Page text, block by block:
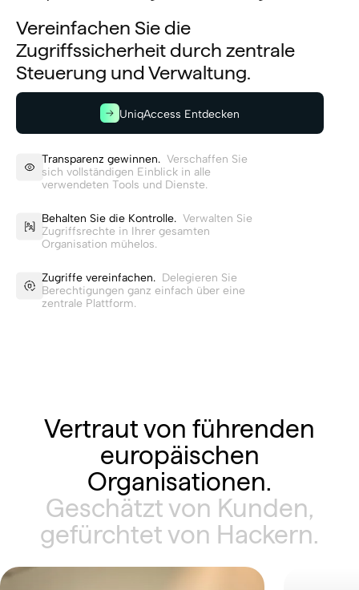
Vereinfachen Sie die
Zugriffssicherheit durch zentrale
Steuerung und Verwaltung.
UniqAccess Entdecken
Transparenz gewinnen. Verschaffen Sie
sich vollständigen Einblick in alle
verwendeten Tools und Dienste.
Behalten Sie die Kontrolle. Verwalten Sie
Zugriffsrechte in Ihrer gesamten
Organisation mühelos.
Zugriffe vereinfachen. Delegieren Sie
Berechtigungen ganz einfach über eine
zentrale Plattform.
Vertraut von führenden
europäischen
Organisationen.
Geschätzt von Kunden,
gefürchtet von Hackern.